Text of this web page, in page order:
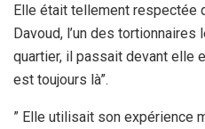
Elle était tellement respectée
Davoud, l’un des
quartier, il passait devant elle
est toujours là”.
” Elle utilisait son expérience